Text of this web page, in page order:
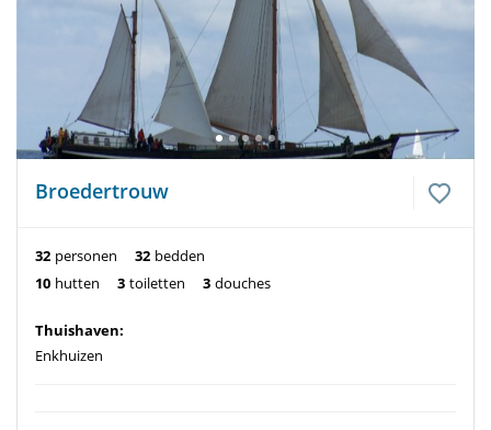
Broedertrouw
32 personen 32 bedden
10 hutten 3 toiletten 3 douches
Thuishaven:
Enkhuizen